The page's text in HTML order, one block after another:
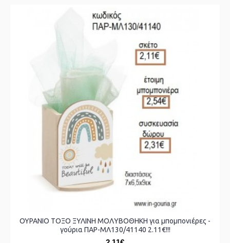
ΟΥΡΑΝΙΟ ΤΟΞΟ ΞΥΛΙΝΗ ΜΟΛΥΒΟΘΗΚΗ για μπομπονιέρες -
γούρια ΠΑΡ-ΜΛ130/41140 2.11€!!!